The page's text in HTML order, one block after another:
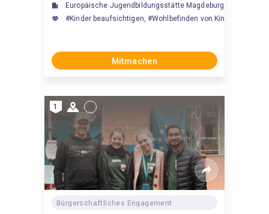
Europäische Jugendbildungsstätte Magdeburg (EJBM)
#Kinder beaufsichtigen, #Wohlbefinden von Kindern
Mitmachen
1
Bürgerschaftliches Engagement